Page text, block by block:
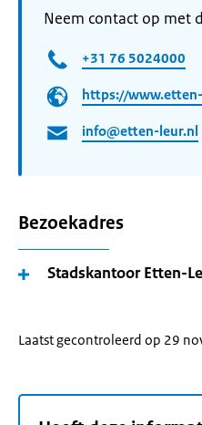
Neem contact op met
+31 76 5024000
https://
info@etten-leur.nl
Bezoekadres
Stadskantoor Etten-
Laatst gecontroleerd op 29